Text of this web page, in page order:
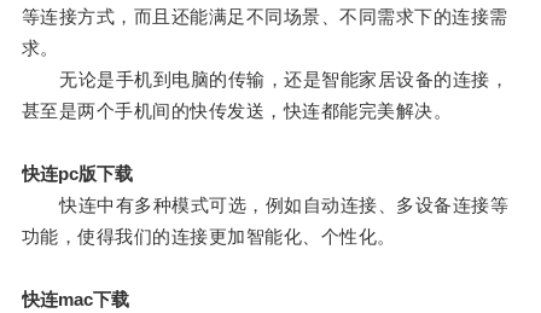
等连接方式，而且还能满足不同场景、不同需求下的连接需
求。
无论是手机到电脑的传输，还是智能家居设备的连接，
甚至是两个手机间的快传发送，快连都能完美解决。
快连pc版下载
快连中有多种模式可选，例如自动连接、多设备连接等
功能，使得我们的连接更加智能化、个性化。
快连mac下载